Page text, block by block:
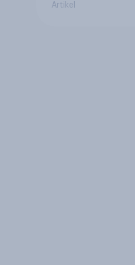
Artikel